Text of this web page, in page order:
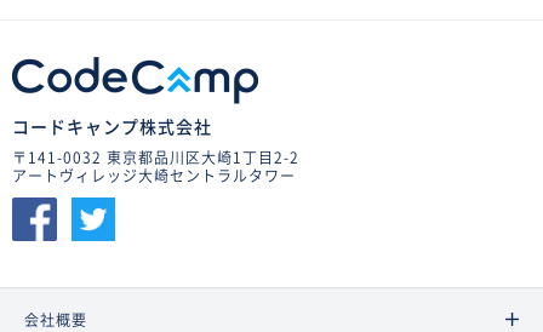
コードキャンプ株式会社
〒141-0032 東京都品川区大崎1丁目2-2
アートヴィレッジ大崎セントラルタワー
会社概要